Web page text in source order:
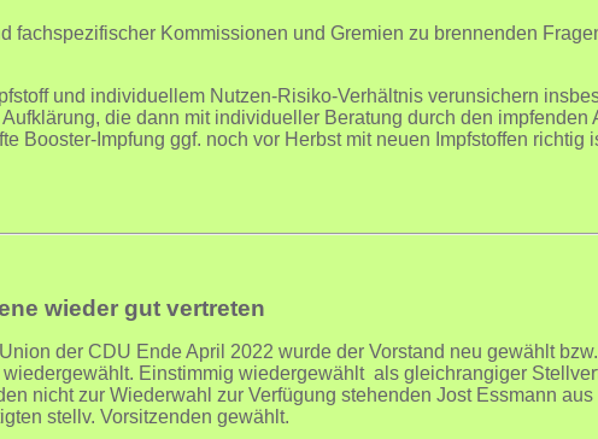
fachspezifischer Kommissionen und Gremien zu brennenden
und individuellem Nutzen-Risiko-Verhältnis verunsichern
die dann mit individueller Beratung durch den impfenden
Impfung ggf. noch vor Herbst mit neuen Impfstoffen richtig
wieder gut vertreten
der CDU Ende April 2022 wurde der Vorstand neu gewählt
Einstimmig wiedergewählt als gleichrangiger
nicht zur Wiederwahl zur Verfügung stehenden Jost Essmann
stellv. Vorsitzenden gewählt.